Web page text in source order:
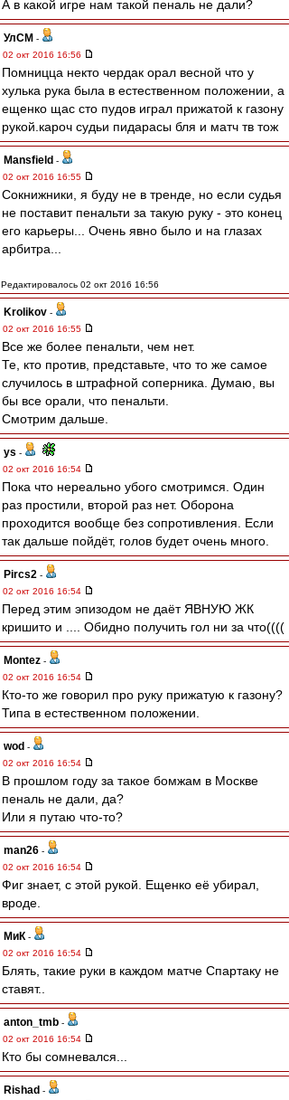
А в какой игре нам такой пеналь не дали?
УлСМ -
02 окт 2016 16:56
Помницца некто чердак орал весной что у
хулька рука была в естественном положении, а
ещенко щас сто пудов играл прижатой к газону
рукой.кароч судьи пидарасы бля и матч тв тож
Mansfield -
02 окт 2016 16:55
Сокнижники, я буду не в тренде, но если судья
не поставит пенальти за такую руку - это конец
его карьеры... Очень явно было и на глазах
арбитра...
Редактировалось 02 окт 2016 16:56
Krolikov -
02 окт 2016 16:55
Все же более пенальти, чем нет.
Те, кто против, представьте, что то же самое
случилось в штрафной соперника. Думаю, вы
бы все орали, что пенальти.
Смотрим дальше.
ys -
02 окт 2016 16:54
Пока что нереально убого смотримся. Один
раз простили, второй раз нет. Оборона
проходится вообще без сопротивления. Если
так дальше пойдёт, голов будет очень много.
Pircs2 -
02 окт 2016 16:54
Перед этим эпизодом не даёт ЯВНУЮ ЖК
кришито и .... Обидно получить гол ни за что((((
Montez -
02 окт 2016 16:54
Кто-то же говорил про руку прижатую к газону?
Типа в естественном положении.
wod -
02 окт 2016 16:54
В прошлом году за такое бомжам в Москве
пеналь не дали, да?
Или я путаю что-то?
man26 -
02 окт 2016 16:54
Фиг знает, с этой рукой. Ещенко её убирал,
вроде.
МиК -
02 окт 2016 16:54
Блять, такие руки в каждом матче Спартаку не
ставят..
anton_tmb -
02 окт 2016 16:54
Кто бы сомневался...
Rishad -